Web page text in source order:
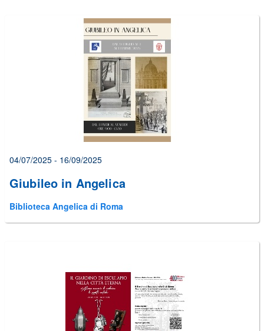
04/07/2025 - 16/09/2025
Giubileo in Angelica
Biblioteca Angelica di Roma